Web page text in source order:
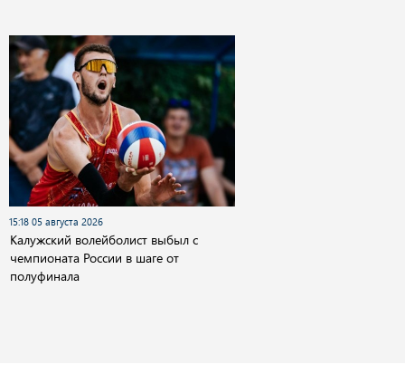
15:18 05 августа 2026
Калужский волейболист выбыл с
чемпионата России в шаге от
полуфинала